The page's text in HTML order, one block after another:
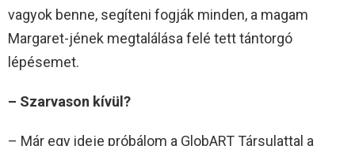
vagyok benne, segíteni fogják minden, a magam
Margaret-jének megtalálása felé tett tántorgó
lépésemet.
– Szarvason kívül?
– Már egy ideje próbálom a GlobART Társulattal a